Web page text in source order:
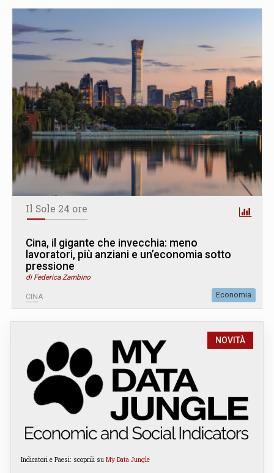
Il Sole 24 ore
Cina, il gigante che invecchia: meno
lavoratori, più anziani e un’economia sotto
pressione
di Federica Zambino
CINA Economia
NOVITÀ
Indicatori e Paesi: scoprili su My Data Jungle